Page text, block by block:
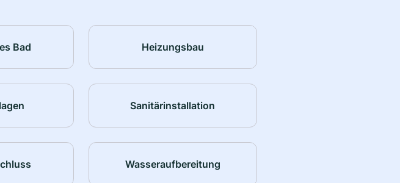
Bad Heizungsbau
Sanitärinstallation
Wasseraufbereitung